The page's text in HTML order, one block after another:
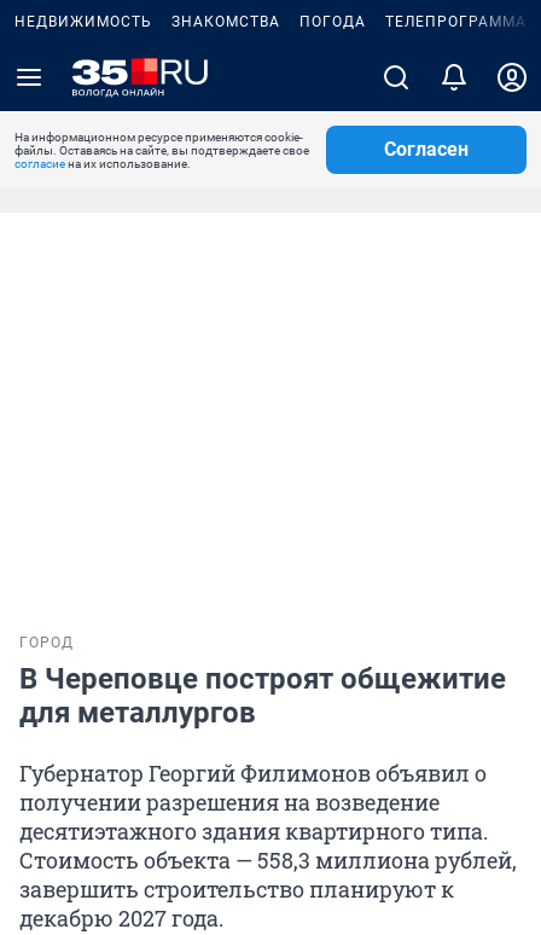
НЕДВИЖИМОСТЬ ЗНАКОМСТВА ПОГОДА ТЕЛЕПРОГРАММА
На информационном ресурсе применяются cookie-
файлы. Оставаясь на сайте, вы подтверждаете свое
согласиена их использование.
Согласен
ГОРОД
В Череповце построят общежитие
для металлургов
Губернатор Георгий Филимонов объявил о
получении разрешения на возведение
десятиэтажного здания квартирного типа.
Стоимость объекта — 558,3 миллиона рублей,
завершить строительство планируют к
декабрю 2027 года.